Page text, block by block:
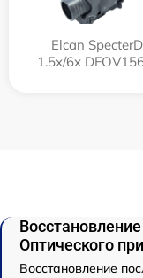
Elcan
1.5x/6x
Оптического
Восстановление